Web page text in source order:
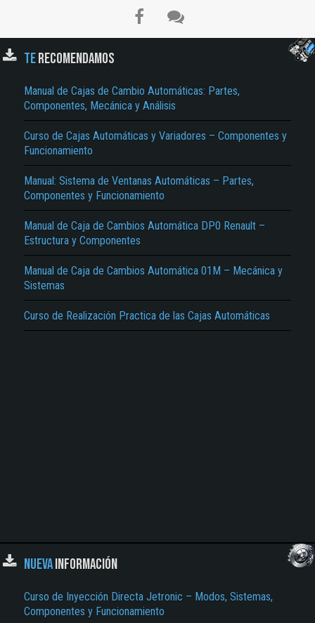
TERECOMENDAMOS
Manual de Cajas de Cambio Automáticas: Partes,
Componentes, Mecánica y Análisis
Curso de Cajas Automáticas y Variadores – Componentes y
Funcionamiento
Manual: Sistema de Ventanas Automáticas – Partes,
Componentes y Funcionamiento
Manual de Caja de Cambios Automática DP0 Renault –
Estructura y Componentes
Manual de Caja de Cambios Automática 01M – Mecánica y
Sistemas
Curso de Realización Practica de las Cajas Automáticas
NUEVAINFORMACIÓN
Curso de Inyección Directa Jetronic – Modos, Sistemas,
Componentes y Funcionamiento
El Título es incorrecto según el contenido.
Texto o Imagen de portada son erróneos.
Reportar otro tipo de error...